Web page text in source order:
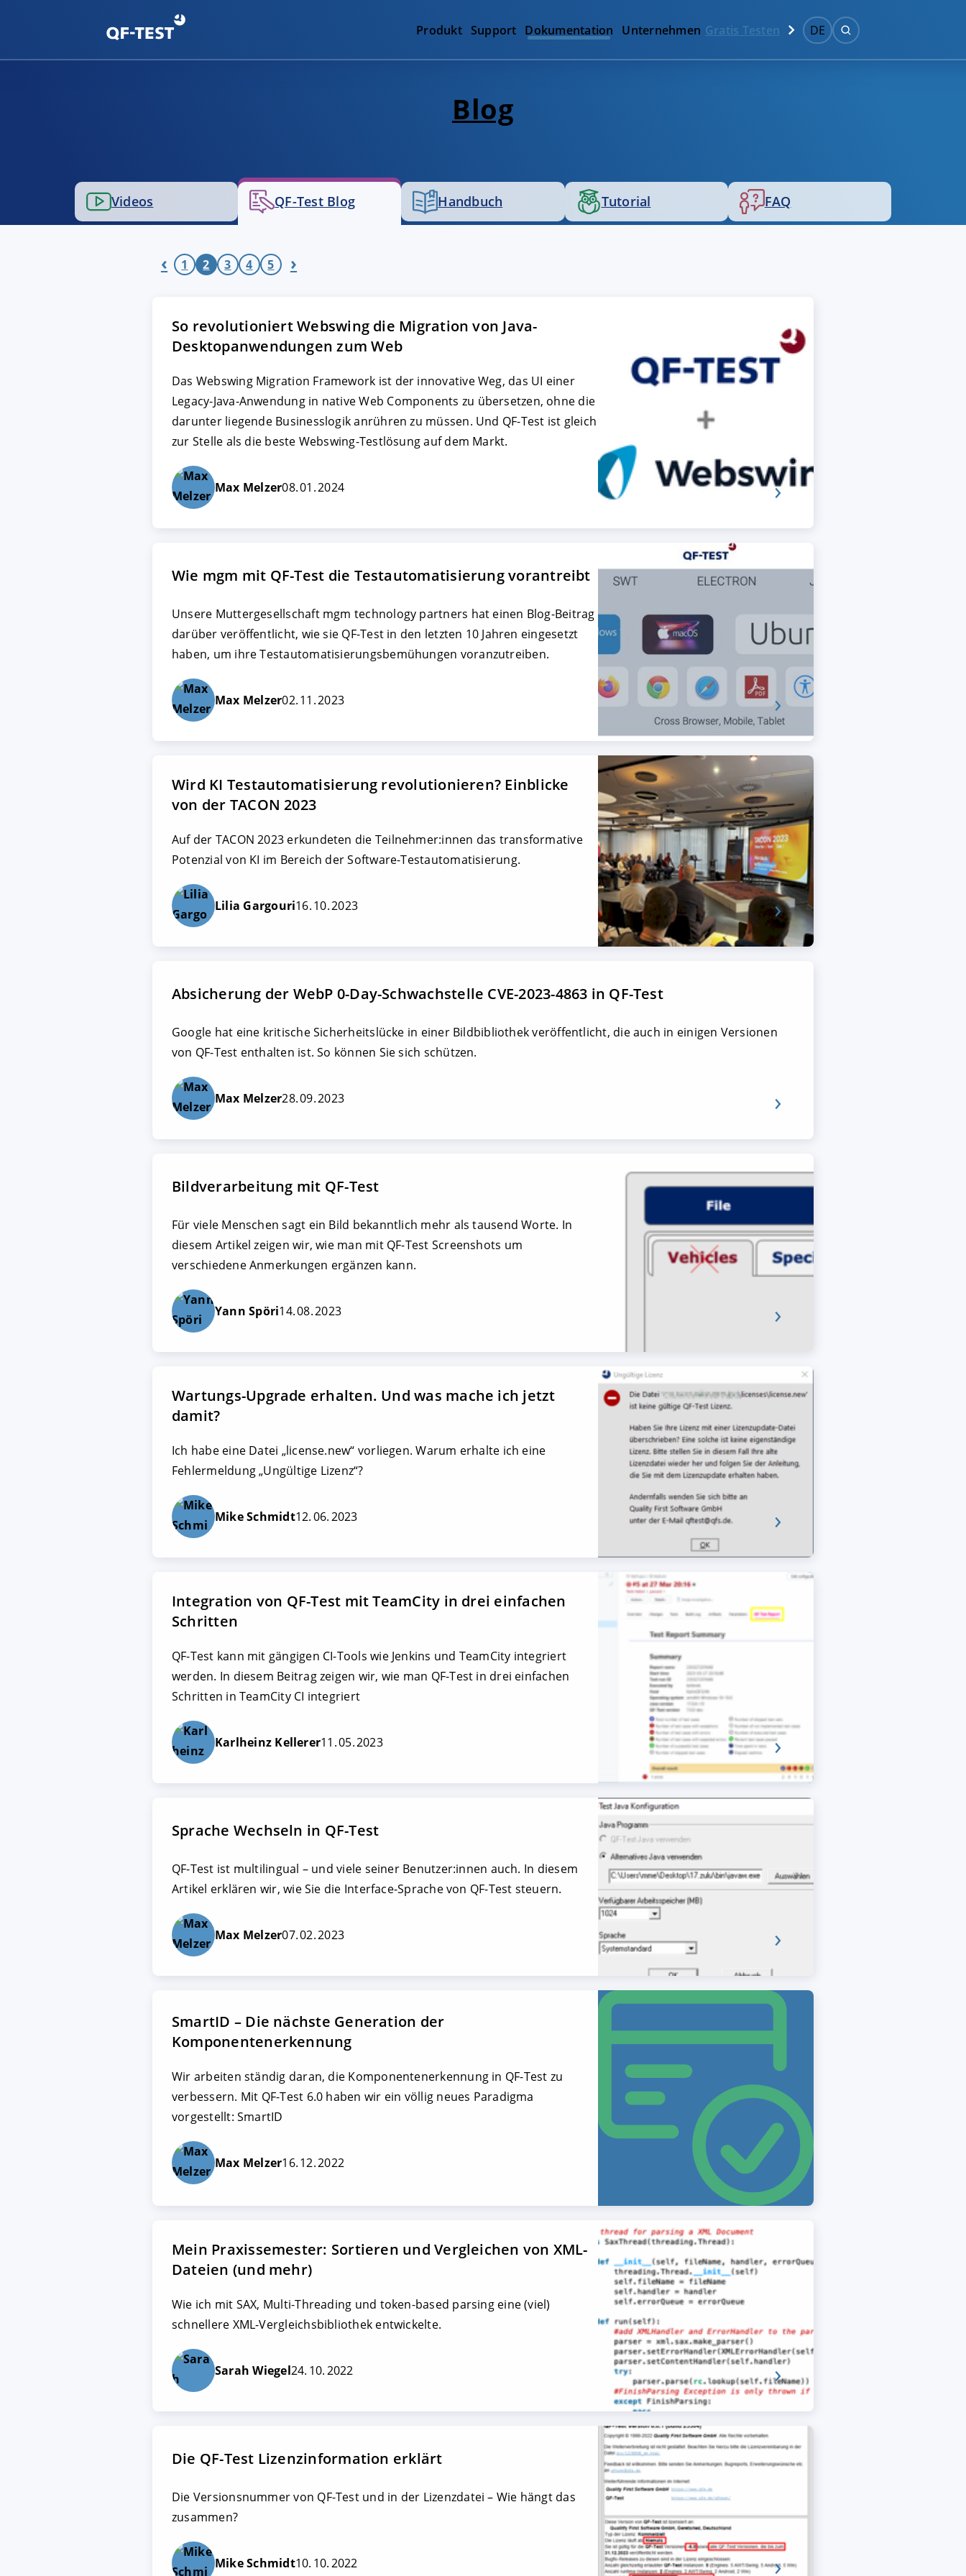
Produkt Support Dokumentation Unternehmen Gratis Testen DE
Blog
Videos QF-Test Blog Handbuch Tutorial FAQ
‹ 1 2 3 4 5 ›
So revolutioniert Webswing die Migration von Java-
Desktopanwendungen zum Web
Das Webswing Migration Framework ist der innovative Weg, das UI einer
Legacy-Java-Anwendung in native Web Components zu übersetzen, ohne die
darunter liegende Businesslogik anrühren zu müssen. Und QF-Test ist gleich
zur Stelle als die beste Webswing-Testlösung auf dem Markt.
Max Melzer08. 01. 2024
Wie mgm mit QF-Test die Testautomatisierung vorantreibt
Unsere Muttergesellschaft mgm technology partners hat einen Blog-Beitrag
darüber veröffentlicht, wie sie QF-Test in den letzten 10 Jahren eingesetzt
haben, um ihre Testautomatisierungsbemühungen voranzutreiben.
Max Melzer02. 11. 2023
Wird KI Testautomatisierung revolutionieren? Einblicke
von der TACON 2023
Auf der TACON 2023 erkundeten die Teilnehmer:innen das transformative
Potenzial von KI im Bereich der Software-Testautomatisierung.
Lilia Gargouri16. 10. 2023
Absicherung der WebP 0-Day-Schwachstelle CVE-2023-4863 in QF-Test
Google hat eine kritische Sicherheitslücke in einer Bildbibliothek veröffentlicht, die auch in einigen Versionen
von QF-Test enthalten ist. So können Sie sich schützen.
Max Melzer28. 09. 2023
Bildverarbeitung mit QF-Test
Für viele Menschen sagt ein Bild bekanntlich mehr als tausend Worte. In
diesem Artikel zeigen wir, wie man mit QF-Test Screenshots um
verschiedene Anmerkungen ergänzen kann.
Yann Spöri14. 08. 2023
Wartungs-Upgrade erhalten. Und was mache ich jetzt
damit?
Ich habe eine Datei „license.new“ vorliegen. Warum erhalte ich eine
Fehlermeldung „Ungültige Lizenz“?
Mike Schmidt12. 06. 2023
Integration von QF-Test mit TeamCity in drei einfachen
Schritten
QF-Test kann mit gängigen CI-Tools wie Jenkins und TeamCity integriert
werden. In diesem Beitrag zeigen wir, wie man QF-Test in drei einfachen
Schritten in TeamCity CI integriert
Karlheinz Kellerer11. 05. 2023
Sprache Wechseln in QF-Test
QF-Test ist multilingual – und viele seiner Benutzer:innen auch. In diesem
Artikel erklären wir, wie Sie die Interface-Sprache von QF-Test steuern.
Max Melzer07. 02. 2023
SmartID – Die nächste Generation der
Komponentenerkennung
Wir arbeiten ständig daran, die Komponentenerkennung in QF-Test zu
verbessern. Mit QF-Test 6.0 haben wir ein völlig neues Paradigma
vorgestellt: SmartID
Max Melzer16. 12. 2022
Mein Praxissemester: Sortieren und Vergleichen von XML-
Dateien (und mehr)
Wie ich mit SAX, Multi-Threading und token-based parsing eine (viel)
schnellere XML-Vergleichsbibliothek entwickelte.
Sarah Wiegel24. 10. 2022
Die QF-Test Lizenzinformation erklärt
Die Versionsnummer von QF-Test und in der Lizenzdatei – Wie hängt das
zusammen?
Mike Schmidt10. 10. 2022
Impressum|Datenschutz